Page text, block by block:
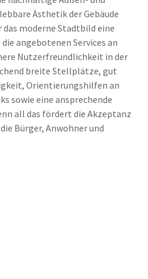
Ästhetik der Gebäude
moderne Stadtbild eine
angebotenen Services an
Nutzerfreundlichkeit in der
breite Stellplätze, gut
Orientierungshilfen an
sowie eine ansprechende
all das fördert die Akzeptanz
Bürger, Anwohner und